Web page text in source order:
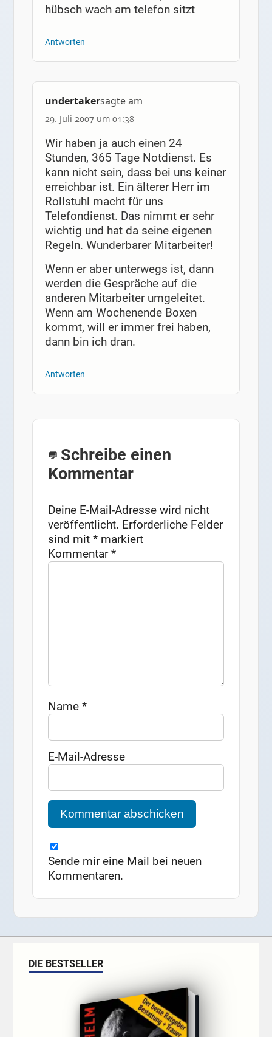
hübsch wach am telefon sitzt
Antworten
undertakersagte am
29. Juli 2007 um 01:38
Wir haben ja auch einen 24
Stunden, 365 Tage Notdienst. Es
kann nicht sein, dass bei uns keiner
erreichbar ist. Ein älterer Herr im
Rollstuhl macht für uns
Telefondienst. Das nimmt er sehr
wichtig und hat da seine eigenen
Regeln. Wunderbarer Mitarbeiter!
Wenn er aber unterwegs ist, dann
werden die Gespräche auf die
anderen Mitarbeiter umgeleitet.
Wenn am Wochenende Boxen
kommt, will er immer frei haben,
dann bin ich dran.
Antworten
Schreibe einen
Kommentar
Deine E-Mail-Adresse wird nicht
veröffentlicht. Erforderliche Felder
sind mit* markiert
Kommentar*
Name*
E-Mail-Adresse
Sende mir eine Mail bei neuen
Kommentaren.
DIE BESTSELLER